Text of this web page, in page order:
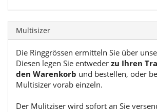
Multisizer
Die Ringgrössen ermitteln Sie über
Diesen legen Sie entweder zu Ihren
den Warenkorb und bestellen, oder
Multisizer vorab einzeln.
Der Mulitziser wird sofort an Sie